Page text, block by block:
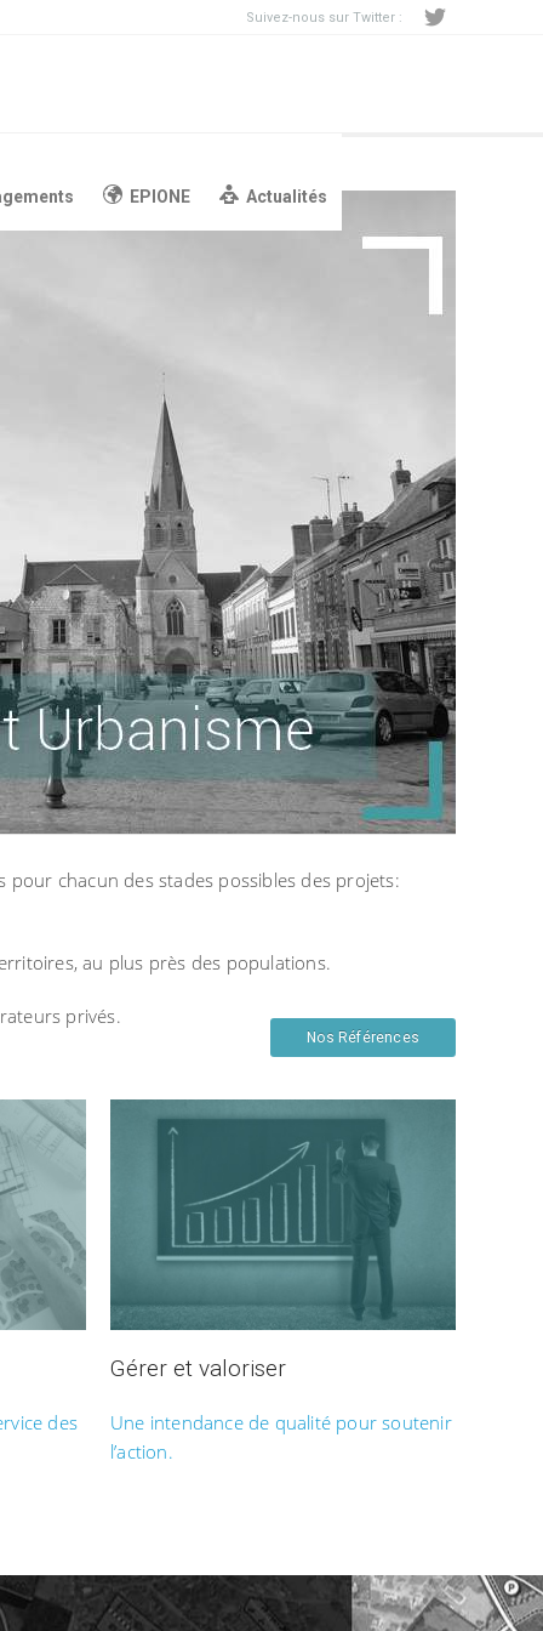
Suivez-nous sur Twitter :
EPIONE Actualités
pour chacun des stades possibles des projets:
au plus près des populations.
privés.
Nos Références
des
Gérer et valoriser
Une intendance de qualité pour soutenir
l’action.